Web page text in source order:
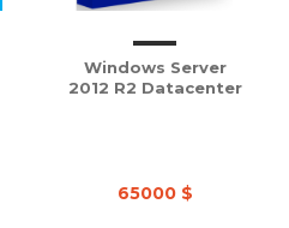
Windows Server
2012 R2 Datacenter
65000 $